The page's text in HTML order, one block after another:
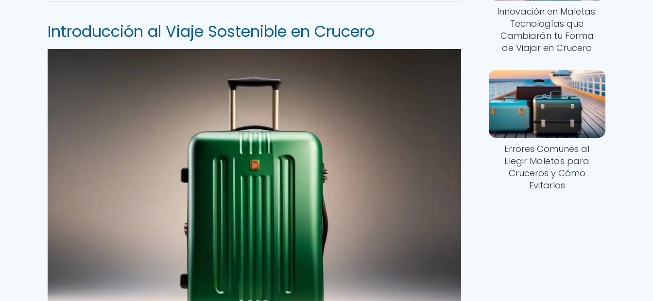
Introducción al Viaje Sostenible en Crucero
Innovación en Maletas:
Tecnologías que
Cambiarán tu Forma
de Viajar en Crucero
Errores Comunes al
Elegir Maletas para
Cruceros y Cómo
Evitarlos